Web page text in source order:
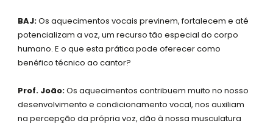
BAJ:Os aquecimentos vocais previnem, fortalecem e até
potencializam a voz, um recurso tão especial do corpo
humano. E o que esta prática pode oferecer como
benéfico técnico ao cantor?
Prof. João:Os aquecimentos contribuem muito no nosso
desenvolvimento e condicionamento vocal, nos auxiliam
na percepção da própria voz, dão à nossa musculatura